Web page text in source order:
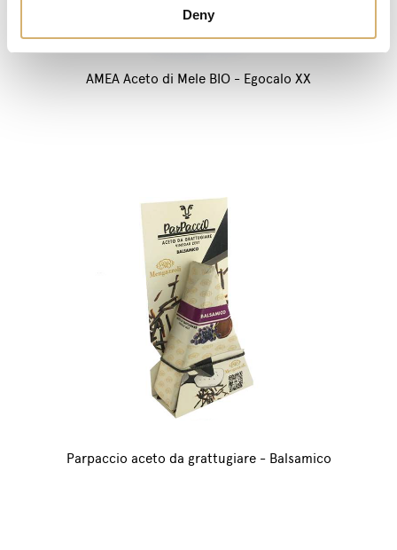
Deny
AMEA Aceto di Mele BIO - Egocalo XX
Parpaccio aceto da grattugiare - Balsamico